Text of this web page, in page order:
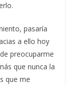
pasaría
a ello hoy
preocuparme
que nunca la
que me